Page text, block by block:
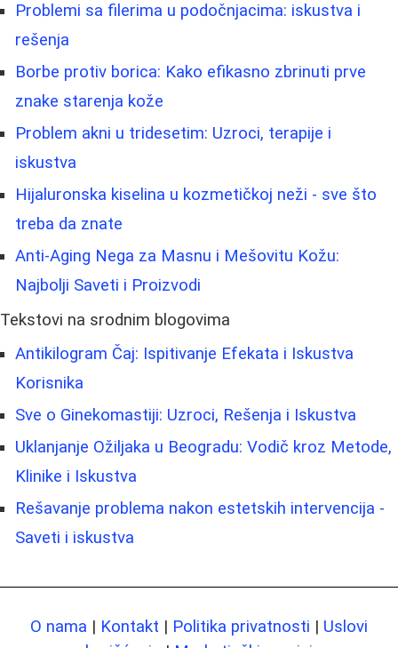
Problemi sa filerima u podočnjacima: iskustva i
rešenja
Borbe protiv borica: Kako efikasno zbrinuti prve
znake starenja kože
Problem akni u tridesetim: Uzroci, terapije i
iskustva
Hijaluronska kiselina u kozmetičkoj neži - sve što
treba da znate
Anti-Aging Nega za Masnu i Mešovitu Kožu:
Najbolji Saveti i Proizvodi
Tekstovi na srodnim blogovima
Antikilogram Čaj: Ispitivanje Efekata i Iskustva
Korisnika
Sve o Ginekomastiji: Uzroci, Rešenja i Iskustva
Uklanjanje Ožiljaka u Beogradu: Vodič kroz Metode,
Klinike i Iskustva
Rešavanje problema nakon estetskih intervencija -
Saveti i iskustva
O nama | Kontakt | Politika privatnosti | Uslovi